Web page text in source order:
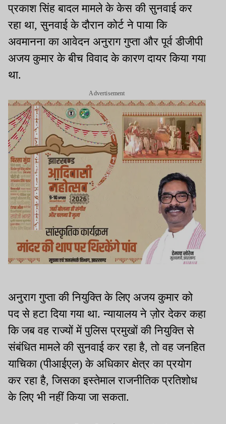
प्रकाश सिंह बादल मामले के केस की सुनवाई कर
रहा था, सुनवाई के दौरान कोर्ट ने पाया कि
अवमानना का आवेदन अनुराग गुप्ता और पूर्व डीजीपी
अजय कुमार के बीच विवाद के कारण दायर किया गया
था.
Advertisement
अनुराग गुप्ता की नियुक्ति के लिए अजय कुमार को
पद से हटा दिया गया था. न्यायालय ने ज़ोर देकर कहा
कि जब वह राज्यों में पुलिस प्रमुखों की नियुक्ति से
संबंधित मामले की सुनवाई कर रहा है, तो वह जनहित
याचिका (पीआईएल) के अधिकार क्षेत्र का प्रयोग
कर रहा है, जिसका इस्तेमाल राजनीतिक प्रतिशोध
के लिए भी नहीं किया जा सकता.